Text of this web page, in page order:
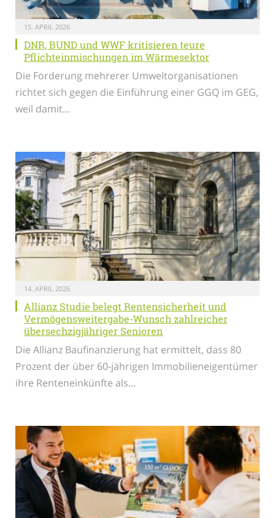
15. APRIL 2026
DNR, BUND und WWF kritisieren teure
Pflichteinmischungen im Wärmesektor
Die Forderung mehrerer Umweltorganisationen
richtet sich gegen die Einführung einer GGQ im GEG,
weil damit…
14. APRIL 2026
Allianz Studie belegt Rentensicherheit und
Vermögensweitergabe-Wunsch zahlreicher
übersechzigjähriger Senioren
Die Allianz Baufinanzierung hat ermittelt, dass 80
Prozent der über 60-jährigen Immobilieneigentümer
ihre Renteneinkünfte als…